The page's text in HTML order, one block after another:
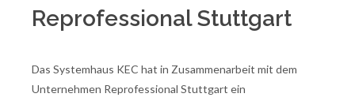
Reprofessional Stuttgart
Das Systemhaus KEC hat in Zusammenarbeit mit dem
Unternehmen Reprofessional Stuttgart ein